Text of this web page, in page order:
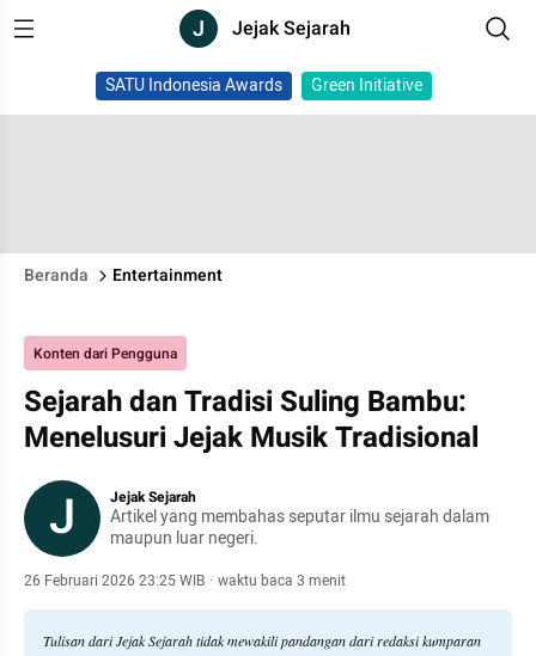
J Jejak Sejarah
SATU Indonesia Awards Green Initiative
Beranda Entertainment
Konten dari Pengguna
Sejarah dan Tradisi Suling Bambu:
Menelusuri Jejak Musik Tradisional
J Jejak Sejarah
Artikel yang membahas seputar ilmu sejarah dalam
maupun luar negeri.
26 Februari 2026 23:25 WIB · waktu baca 3 menit
Tulisan dari Jejak Sejarah tidak mewakili pandangan dari redaksi kumparan